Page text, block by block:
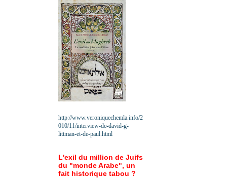
http://www.veroniquechemla.info/2
010/11/interview-de-david-g-
littman-et-de-paul.html
L'exil du million de Juifs
du "monde Arabe", un
fait historique tabou ?